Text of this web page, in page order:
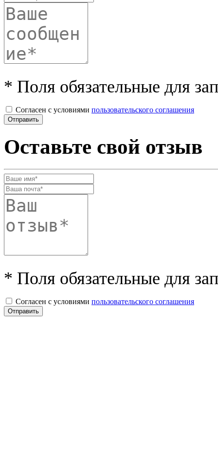
* Поля обязательные для
Согласен с условиями пользовательского соглашения
Оставьте свой отзыв
* Поля обязательные для
Согласен с условиями пользовательского соглашения